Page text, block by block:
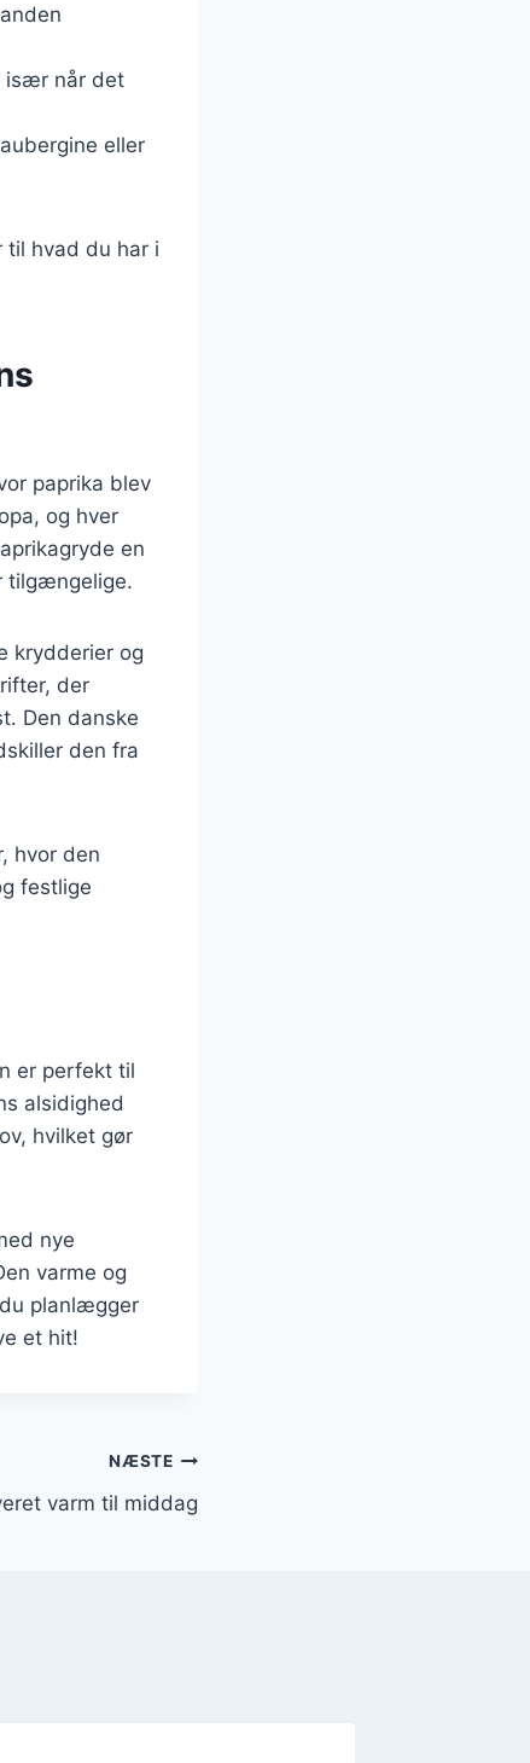
især når det
eller
til hvad du har i
paprika blev
og hver
en
tilgængelige.
krydderier og
der
Den danske
den fra
hvor den
festlige
er perfekt til
alsidighed
hvilket gør
nye
varme og
planlægger
et hit!
NÆSTE
varm til middag